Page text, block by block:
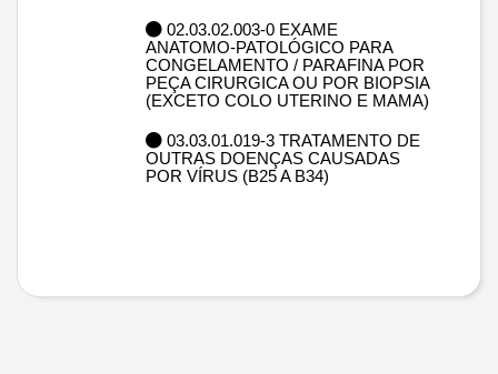
02.03.02.003-0 EXAME
ANATOMO-PATOLÓGICO PARA
CONGELAMENTO / PARAFINA POR
PEÇA CIRURGICA OU POR BIOPSIA
(EXCETO COLO UTERINO E MAMA)
03.03.01.019-3 TRATAMENTO DE
OUTRAS DOENÇAS CAUSADAS
POR VÍRUS (B25 A B34)